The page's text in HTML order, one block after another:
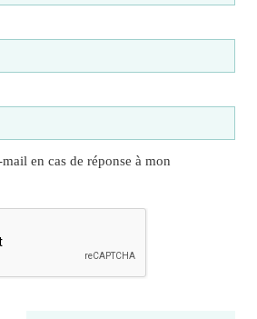
en cas de réponse à mon